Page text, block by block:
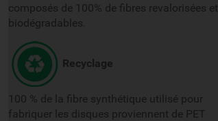
composés de 100% de fibres revalorisées et
biodégradables.
Recyclage
100 % de la fibre synthétique utilisé pour
fabriquer les disques proviennent de PET